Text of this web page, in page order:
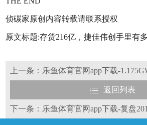
侦碳家原创内容转载请联系授权
原文标题:存货216亿，捷佳伟创手里有
返回列表